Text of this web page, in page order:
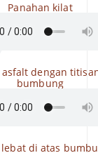
Panahan kilat
dengan
bumbung
di atas